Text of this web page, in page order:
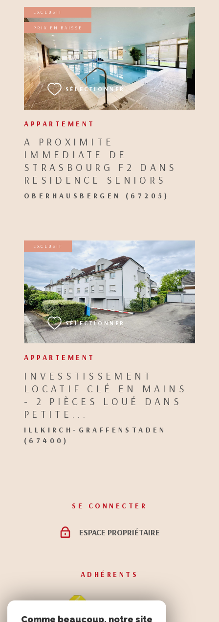
APPARTEMENT
A PROXIMITE
IMMEDIATE DE
STRASBOURG F2 DANS
RESIDENCE SENIORS
OBERHAUSBERGEN (67205)
EXCLUSIF
PRIX EN BAISSE
SÉLECTIONNER
VOIR LE BIEN
APPARTEMENT
INVESSTISSEMENT
LOCATIF CLÉ EN MAINS
- 2 PIÈCES LOUÉ DANS
PETITE...
ILLKIRCH-GRAFFENSTADEN
(67400)
EXCLUSIF
SÉLECTIONNER
VOIR LE BIEN
SE CONNECTER
ESPACE PROPRIÉTAIRE
ADHÉRENTS
Comme beaucoup, notre site